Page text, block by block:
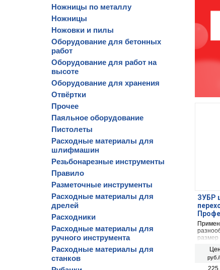
Ножницы по металлу
Ножницы
Ножовки и пилы
Оборудование для бетонных
работ
Оборудование для работ на
высоте
Оборудование для хранения
Отвёртки
Прочее
Паяльное оборудование
Пистолеты
Расходные материалы для
шлифмашин
Резьбонарезные инструменты
Правило
Разметочные инструменты
Расходные материалы для
дрелей
Расходники
Расходные материалы для
ручного инструмента
Расходные материалы для
станков
ЗУБР